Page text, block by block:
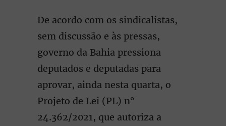
De acordo com os sindicalistas,
sem discussão e às pressas,
governo da Bahia pressiona
deputados e deputadas para
aprovar, ainda nesta quarta, o
Projeto de Lei (PL) n°
24.362/2021, que autoriza a